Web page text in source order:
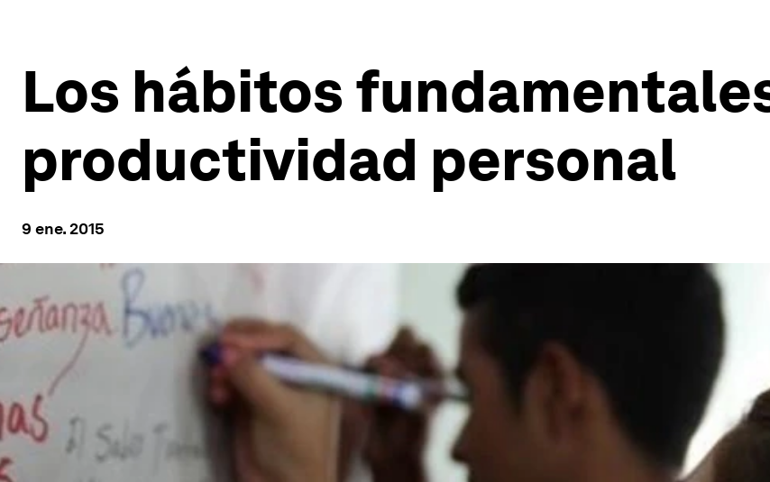
Los hábitos
productividad personal
9 ene. 2015